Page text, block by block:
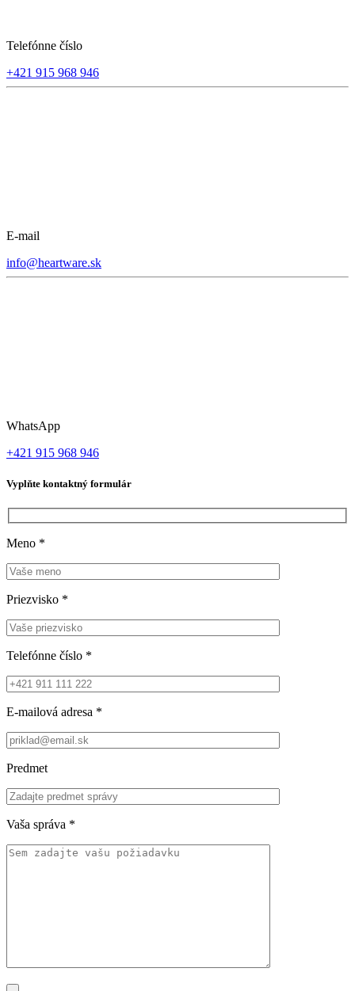
Telefónne číslo
+421 915 968 946
E-mail
info@heartware.sk
WhatsApp
+421 915 968 946
Vyplňte kontaktný formulár
Meno *
Priezvisko *
Telefónne číslo *
E-mailová adresa *
Predmet
Vaša správa *